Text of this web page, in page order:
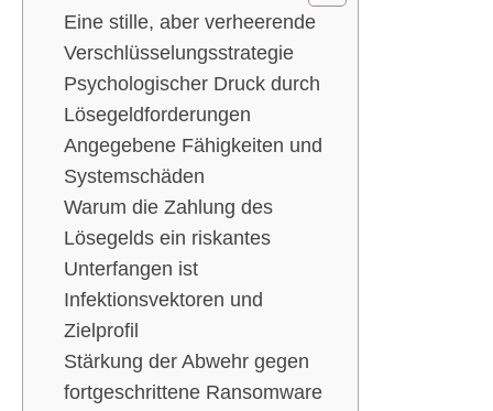
Eine stille, aber verheerende
Verschlüsselungsstrategie
Psychologischer Druck durch
Lösegeldforderungen
Angegebene Fähigkeiten und
Systemschäden
Warum die Zahlung des
Lösegelds ein riskantes
Unterfangen ist
Infektionsvektoren und
Zielprofil
Stärkung der Abwehr gegen
fortgeschrittene Ransomware